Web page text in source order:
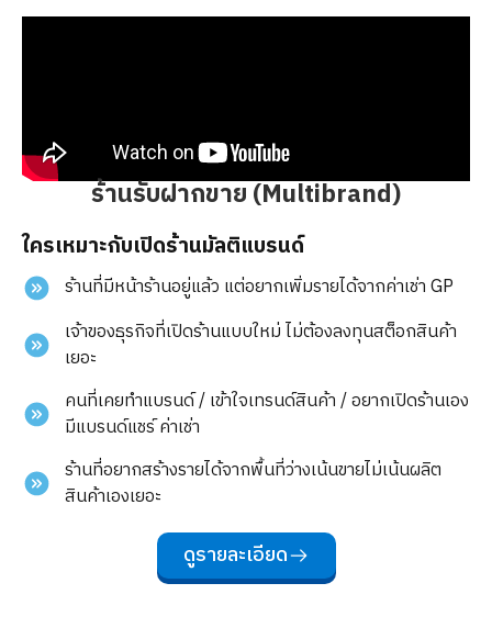
ร้านรับฝากขาย (Multibrand)
ใครเหมาะกับเปิดร้านมัลติแบรนด์
ร้านที่มีหน้าร้านอยู่แล้ว แต่อยากเพิ่มรายได้จากค่าเช่า GP
เจ้าของธุรกิจที่เปิดร้านแบบใหม่ ไม่ต้องลงทุนสต็อกสินค้า
เยอะ
คนที่เคยทำแบรนด์ / เข้าใจเทรนด์สินค้า / อยากเปิดร้านเอง
มีแบรนด์แชร์ ค่าเช่า
ร้านที่อยากสร้างรายได้จากพื้นที่ว่างเน้นขายไม่เน้นผลิต
สินค้าเองเยอะ
ดูรายละเอียด